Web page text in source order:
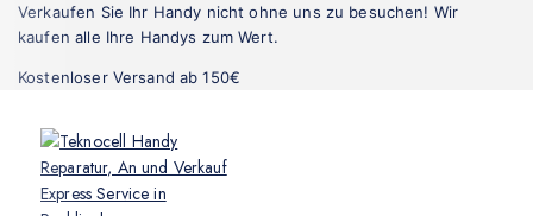
Verkaufen Sie Ihr Handy nicht ohne uns zu besuchen! Wir
kaufen alle Ihre Handys zum Wert.
Kostenloser Versand ab 150€